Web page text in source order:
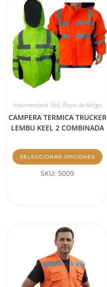
Indumentaria Vial, Ropa de Abrigo
CAMPERA TERMICA TRUCKER
LEMBU KEEL 2 COMBINADA
SELECCIONAR OPCIONES
SKU: 5009